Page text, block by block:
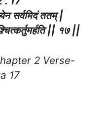
येन सर्वमिदं ततम् |
|| १७ ||
2 Verse-
17